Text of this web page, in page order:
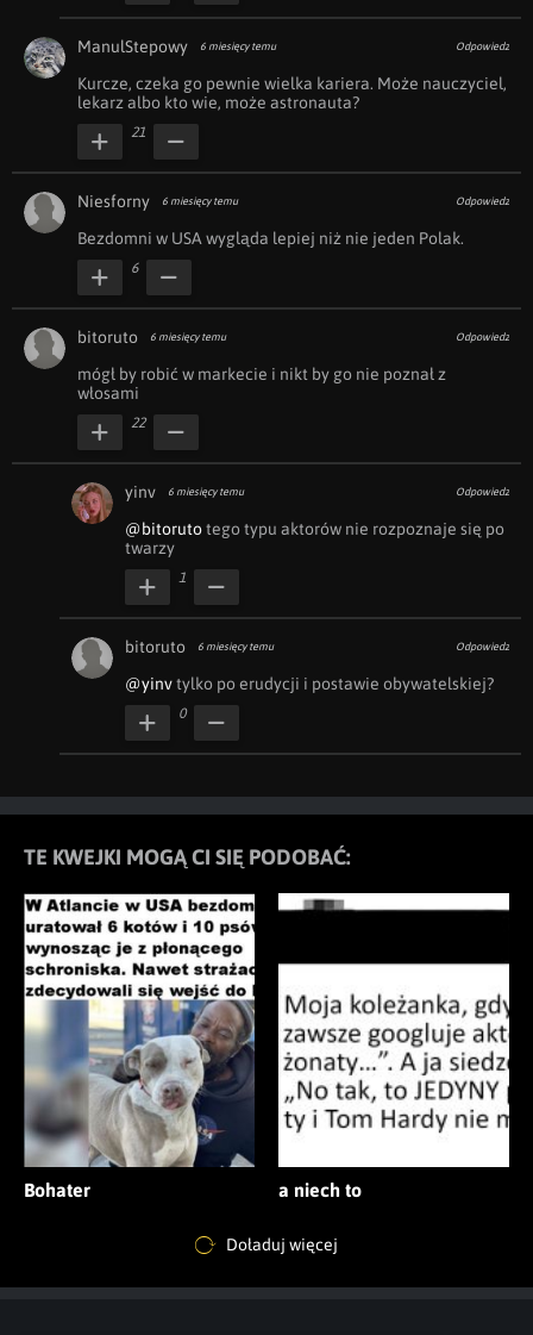
ManulStepowy 6 miesięcy temu Odpowiedz
Kurcze, czeka go pewnie wielka kariera. Może nauczyciel,
lekarz albo kto wie, może astronauta?
21
Niesforny 6 miesięcy temu Odpowiedz
Bezdomni w USA wygląda lepiej niż nie jeden Polak.
6
bitoruto 6 miesięcy temu Odpowiedz
mógł by robić w markecie i nikt by go nie poznał z
włosami
22
yinv 6 miesięcy temu Odpowiedz
@bitoruto tego typu aktorów nie rozpoznaje się po
twarzy
1
bitoruto 6 miesięcy temu Odpowiedz
@yinv tylko po erudycji i postawie obywatelskiej?
0
TE KWEJKI MOGĄ CI SIĘ PODOBAĆ:
Bohater a niech to
Doładuj więcej